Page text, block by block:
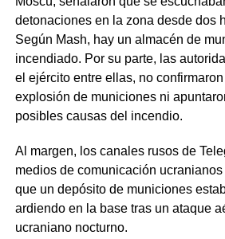
detonaciones en la zona desde dos
Según Mash, hay un almacén de
incendiado. Por su parte, las
el ejército entre ellas, no
explosión de municiones ni
posibles causas del incendio.
Al margen, los canales rusos de
medios de comunicación ucranianos
que un depósito de municiones
ardiendo en la base tras un ataque
ucraniano nocturno.